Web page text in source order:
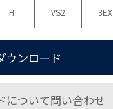
H VS2 3EX
ウンロード
について問い合わせ